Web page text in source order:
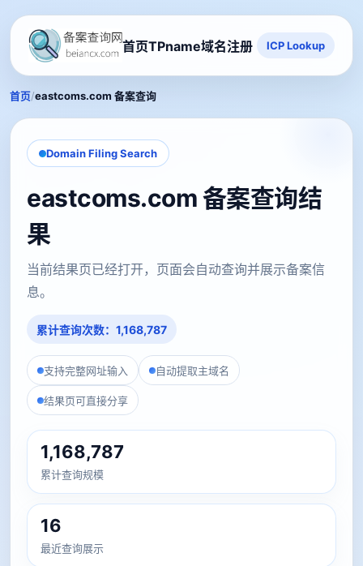
首页TPname域名注册 ICP Lookup
首页/eastcoms.com 备案查询
Domain Filing Search
eastcoms.com 备案查询结
果
当前结果页已经打开，页面会自动查询并展示备案信
息。
累计查询次数：1,168,787
支持完整网址输入 自动提取主域名
结果页可直接分享
1,168,787
累计查询规模
16
最近查询展示